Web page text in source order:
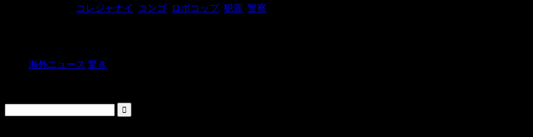
コレジャナイ コンゴ ロボコップ, 犯罪 警察
海外ニュース 驚き